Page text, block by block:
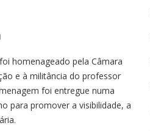
homenageado pela Câmara
e à militância do professor
foi entregue numa
para promover a visibilidade, a